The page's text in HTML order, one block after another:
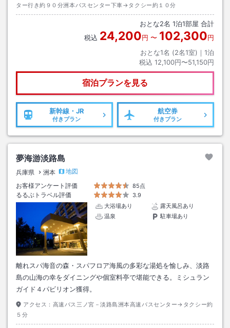
ター行き約９０分洲本バスセンター下車→タクシー約１０分
おとな2名 1泊1部屋 合計
税込 24,200円 〜 102,300円
おとな1名 (2名1室)｜ 1泊
税込 12,100円〜51,150円
宿泊プランを見る
新幹線・JR
付きプラン
航空券
付きプラン
夢海游淡路島
兵庫県 洲本
地図
お客様アンケート評価
85点
るるぶトラベル評価
3.9
大浴場あり
露天風呂あり
温泉
駐車場あり
離れスパ海音の森・スパフロア海風の多彩な湯処を愉しみ、淡路
島の山海の幸をダイニングや個室料亭で堪能できる。ミシュラン
ガイド４パビリオン獲得。
アクセス： 高速バス三ノ宮－淡路島洲本高速バスセンター→タクシー約
５分